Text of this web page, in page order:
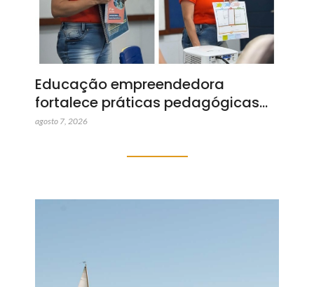
Educação empreendedora
fortalece práticas pedagógicas…
agosto 7, 2026